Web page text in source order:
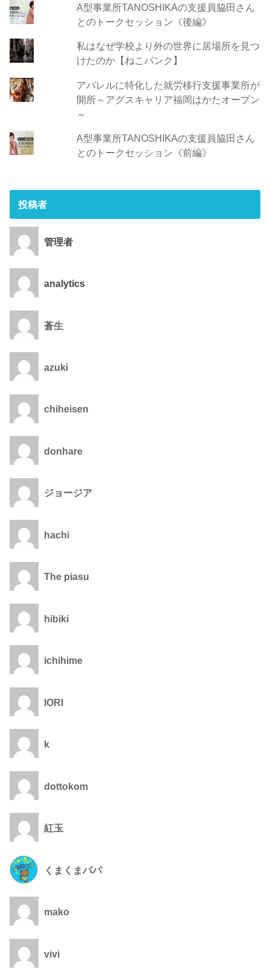
A型事業所TANOSHIKAの支援員脇田さん
とのトークセッション《後編》
私はなぜ学校より外の世界に居場所を見つ
けたのか【ねこパンク】
アパレルに特化した就労移行支援事業所が
開所～アグスキャリア福岡はかたオープン
～
A型事業所TANOSHIKAの支援員脇田さん
とのトークセッション《前編》
投稿者
管理者
analytics
蒼生
azuki
chiheisen
donhare
ジョージア
hachi
The piasu
hibiki
ichihime
IORI
k
dottokom
紅玉
くまくまパパ
mako
vivi